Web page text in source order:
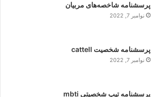
پرسشنامه شاخصه‌های مربیان
نوامبر 7, 2022
پرسشنامه شخصیت cattell
نوامبر 7, 2022
پرسشنامه تیپ شخصیتی mbti